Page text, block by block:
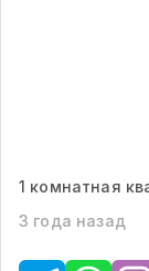
1 комнатная
3 года назад